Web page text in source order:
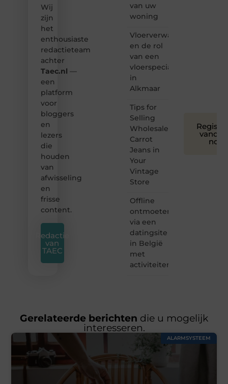
Wij
zijn
het
enthousiaste
redactieteam
achter
Taec.nl —
een
platform
voor
bloggers
en
lezers
die
houden
van
afwisseling
en
frisse
content.
Redactie
van
TAEC
van uw
woning
Vloerverwarming
en de rol
van een
vloerspecialist
in
Alkmaar
Tips for
Selling
Wholesale
Carrot
Jeans in
Your
Vintage
Store
Offline
ontmoeten
via een
datingsite
in België
met
activiteiten
nog
Gerelateerde berichten die u mogelijk
interesseren.
ALARMSYSTEEM